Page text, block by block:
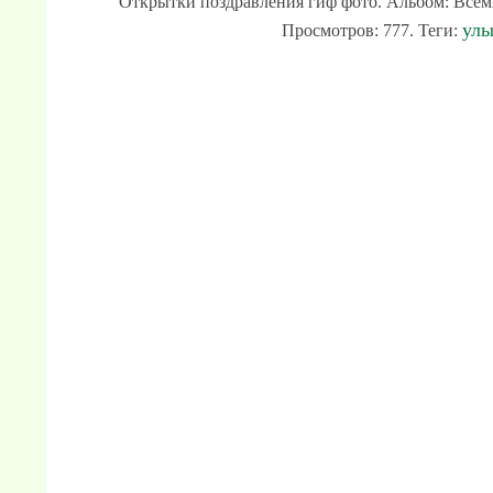
Просмотров: 777. Теги: